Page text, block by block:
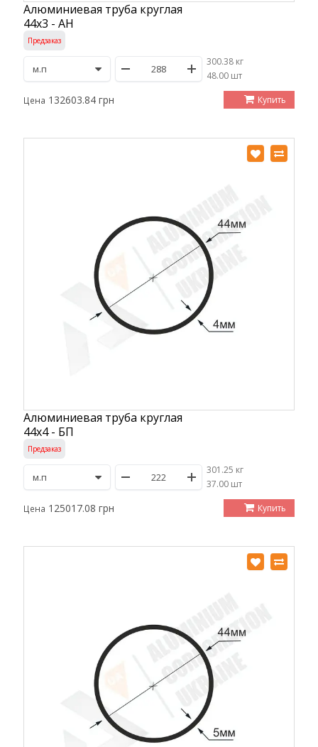
Алюминиевая труба круглая
44х3 - АН
Предзаказ
300.38 кг
/48.00 шт
Цена 132603.84 грн Купить
Алюминиевая труба круглая
44х4 - БП
Предзаказ
301.25 кг
/37.00 шт
Цена 125017.08 грн Купить